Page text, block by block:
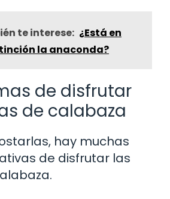
te interese: ¿Está en
la anaconda?
de disfrutar
de calabaza
hay muchas
de disfrutar las